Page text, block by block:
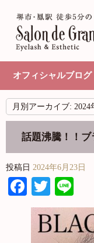
オフィシャルブログ
月別アーカイブ: 2024
話題沸騰！！
投稿日 2024年6月23日
Facebook
Twitter